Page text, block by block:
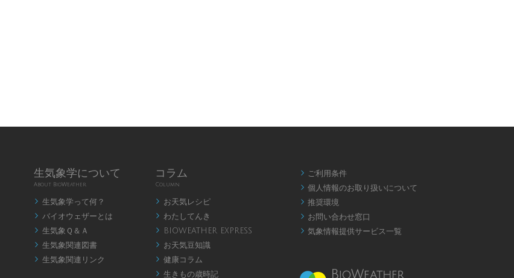
生気象学について
About BioWeather
 生気象学って何？
 バイオウェザーとは
 生気象Ｑ＆Ａ
 生気象関連図書
 生気象関連リンク
コラム
Column
 お天気レシピ
 わたしてんき
 BIOWEATHER EXPRESS
 お天気豆知識
 健康コラム
 生きもの歳時記
 ご利用条件
 個人情報のお取り扱いについて
 推奨環境
 お問い合わせ窓口
 気象情報提供サービス一覧